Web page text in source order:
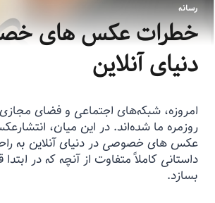
رسانه
خطرات عکس های
دنیای آنلاین
امروزه، شبکه‌های اجتماعی و فضای
روزمره ما شده‌اند. در این میان،
عکس های خصوصی در دنیای آنلاین به
داستانی کاملاً متفاوت از آنچه که در
بسازد.